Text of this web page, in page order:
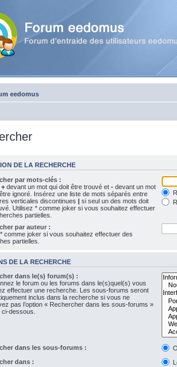
eedomus
DE LA RECHERCHE
par mots-clés :
+ devant un mot qui doit être trouvé et - devant un mot
ignoré. Insérez une liste de mots séparés entre
verticales discontinues | si seul un des mots doit
Utilisez * comme joker si vous souhaitez effectuer
partielles.
par auteur :
comme joker si vous souhaitez effectuer des
partielles.
DE LA RECHERCHE
dans le(s) forum(s) :
le forum ou les forums dans le(s)quel(s) vous
effectuer une recherche. Les sous-forums seront
inclus dans la recherche si vous ne
pas l’option « Rechercher dans les sous-forums »
dessous.
dans les sous-forums :
dans :